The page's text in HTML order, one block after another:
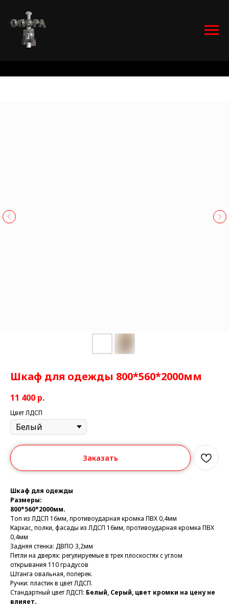
Шкаф для одежды 800*560*2000мм
11 400 р.
Цвет ЛДСП
Заказать
Шкаф для одежды
Размеры:
800*560*2000мм.
Топ из ЛДСП 16мм, противоударная кромка ПВХ 0,4мм
Каркас, полки, фасады из ЛДСП 16мм, противоударная кромка ПВХ
0,4мм
Задняя стенка: ДВПО 3,2мм
Петли на дверях: регулируемые в трех плоскостях с углом
открывания 110 градусов
Штанга овальная, поперек.
Ручки: пластик в цвет ЛДСП.
Стандартный цвет ЛДСП: Белый, Серый, цвет кромки на цену не
влияет.